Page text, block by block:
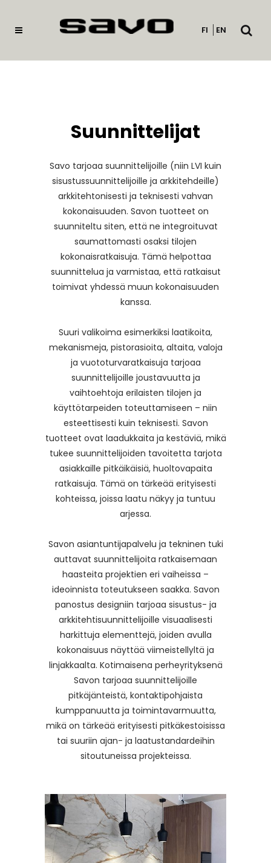
FI EN
Avaa
Suunnittelijat
Savo tarjoaa suunnittelijoille (niin LVI kuin
sisustussuunnittelijoille ja arkkitehdeille)
arkkitehtonisesti ja teknisesti vahvan
kokonaisuuden. Savon tuotteet on
suunniteltu siten, että ne integroituvat
saumattomasti osaksi tilojen
kokonaisratkaisuja. Tämä helpottaa
suunnittelua ja varmistaa, että ratkaisut
toimivat yhdessä muun kokonaisuuden
kanssa.
Suuri valikoima esimerkiksi laatikoita,
mekanismeja, pistorasioita, altaita, valoja
ja vuototurvaratkaisuja tarjoaa
suunnittelijoille joustavuutta ja
vaihtoehtoja erilaisten tilojen ja
käyttötarpeiden toteuttamiseen – niin
esteettisesti kuin teknisesti. Savon
tuotteet ovat laadukkaita ja kestäviä, mikä
tukee suunnittelijoiden tavoitetta tarjota
asiakkaille pitkäikäisiä, huoltovapaita
ratkaisuja. Tämä on tärkeää erityisesti
kohteissa, joissa laatu näkyy ja tuntuu
arjessa.
Savon asiantuntijapalvelu ja tekninen tuki
auttavat suunnittelijoita ratkaisemaan
haasteita projektien eri vaiheissa –
ideoinnista toteutukseen saakka. Savon
panostus designiin tarjoaa sisustus- ja
arkkitehtisuunnittelijoille visuaalisesti
harkittuja elementtejä, joiden avulla
kokonaisuus näyttää viimeistellyltä ja
linjakkaalta. Kotimaisena perheyrityksenä
Savon tarjoaa suunnittelijoille
pitkäjänteistä, kontaktipohjaista
kumppanuutta ja toimintavarmuutta,
mikä on tärkeää erityisesti pitkäkestoisissa
tai suuriin ajan- ja laatustandardeihin
sitoutuneissa projekteissa.